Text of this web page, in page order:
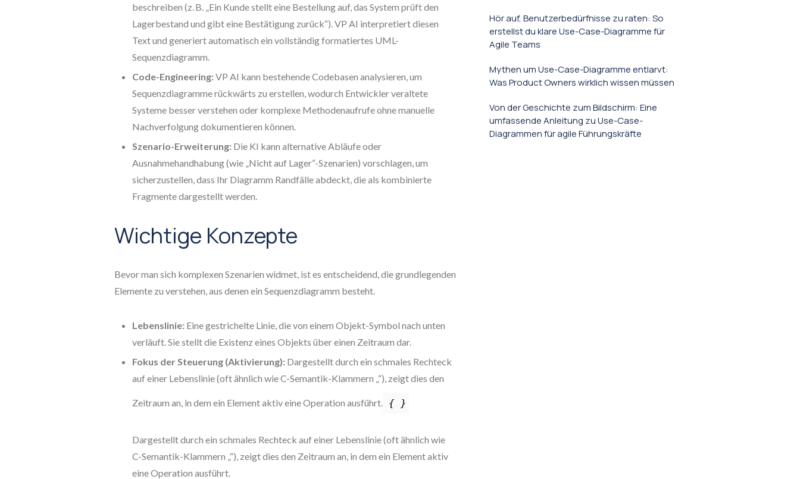
beschreiben (z. B. „Ein Kunde stellt eine Bestellung auf, das System prüft den
Lagerbestand und gibt eine Bestätigung zurück“). VP AI interpretiert diesen
Text und generiert automatisch ein vollständig formatiertes UML-
Sequenzdiagramm.
Code-Engineering:VP AI kann bestehende Codebasen analysieren, um
Sequenzdiagramme rückwärts zu erstellen, wodurch Entwickler veraltete
Systeme besser verstehen oder komplexe Methodenaufrufe ohne manuelle
Nachverfolgung dokumentieren können.
Szenario-Erweiterung: Die KI kann alternative Abläufe oder
Ausnahmehandhabung (wie „Nicht auf Lager“-Szenarien) vorschlagen, um
sicherzustellen, dass Ihr Diagramm Randfälle abdeckt, die als kombinierte
Fragmente dargestellt werden.
Wichtige Konzepte
Bevor man sich komplexen Szenarien widmet, ist es entscheidend, die grundlegenden
Elemente zu verstehen, aus denen ein Sequenzdiagramm besteht.
Lebenslinie: Eine gestrichelte Linie, die von einem Objekt-Symbol nach unten
verläuft. Sie stellt die Existenz eines Objekts über einen Zeitraum dar.
Fokus der Steuerung (Aktivierung): Dargestellt durch ein schmales Rechteck
auf einer Lebenslinie (oft ähnlich wie C-Semantik-Klammern „“), zeigt dies den
Zeitraum an, in dem ein Element aktiv eine Operation ausführt. { }
Dargestellt durch ein schmales Rechteck auf einer Lebenslinie (oft ähnlich wie
C-Semantik-Klammern „“), zeigt dies den Zeitraum an, in dem ein Element aktiv
eine Operation ausführt.
Hör auf, Benutzerbedürfnisse zu raten: So
erstellst du klare Use-Case-Diagramme für
Agile Teams
Mythen um Use-Case-Diagramme entlarvt:
Was Product Owners wirklich wissen müssen
Von der Geschichte zum Bildschirm: Eine
umfassende Anleitung zu Use-Case-
Diagrammen für agile Führungskräfte